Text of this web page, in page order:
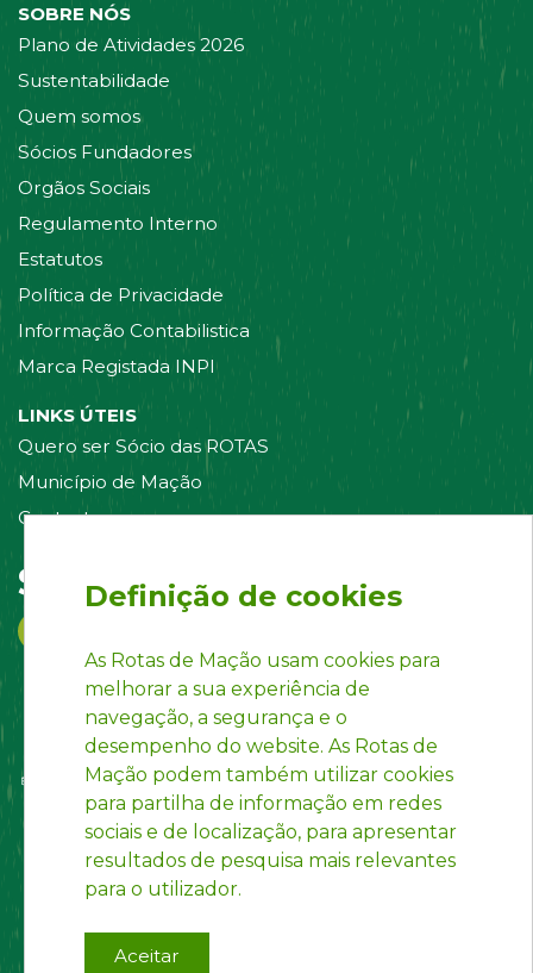
SOBRE NÓS
Plano de Atividades 2026
Sustentabilidade
Quem somos
Sócios Fundadores
Orgãos Sociais
Regulamento Interno
Estatutos
Política de Privacidade
Informação Contabilistica
Marca Registada INPI
LINKS ÚTEIS
Quero ser Sócio das ROTAS
Município de Mação
Contacte-nos
Siga-nos em:
Definição de cookies
As Rotas de Mação usam cookies para
melhorar a sua experiência de
navegação, a segurança e o
desempenho do website. As Rotas de
Mação podem também utilizar cookies
para partilha de informação em redes
sociais e de localização, para apresentar
resultados de pesquisa mais relevantes
para o utilizador.
Aceitar